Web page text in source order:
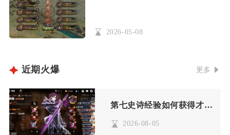
2026-05-08
近期火爆 更多
第七史诗经验如何获得才更有效
2026-08-05